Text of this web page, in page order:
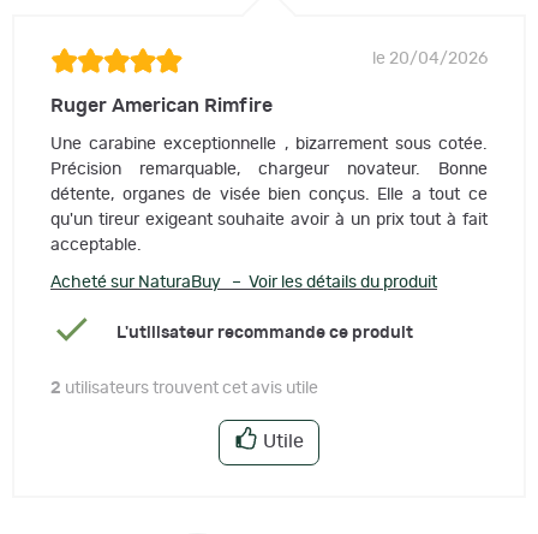
le 20/04/2026
Ruger American Rimfire
Une carabine exceptionnelle , bizarrement sous cotée.
Précision remarquable, chargeur novateur. Bonne
détente, organes de visée bien conçus. Elle a tout ce
qu'un tireur exigeant souhaite avoir à un prix tout à fait
acceptable.
Acheté sur NaturaBuy – Voir les détails du produit
L'utilisateur recommande ce produit
2 utilisateurs trouvent cet avis utile
Utile